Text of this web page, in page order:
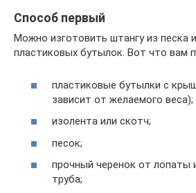
Способ первый
Можно изготовить штангу из песка
пластиковых бутылок. Вот что вам
пластиковые бутылки с
зависит от желаемого веса);
изолента или скотч;
песок;
прочный черенок от лопаты
труба;